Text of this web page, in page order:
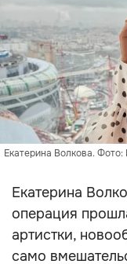
Екатерина Волкова.
Екатерина
операция
артистки,
само